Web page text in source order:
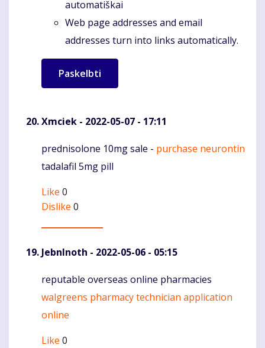
automatiškai
Web page addresses and email
addresses turn into links automatically.
Xmciek - 2022-05-07 - 17:11
Komentaras
prednisolone 10mg sale - purchase neurontin
tadalafil 5mg pill
Like 0
Dislike 0
JebnInoth - 2022-05-06 - 05:15
Komentaras
reputable overseas online pharmacies
walgreens pharmacy technician application
online
Like 0